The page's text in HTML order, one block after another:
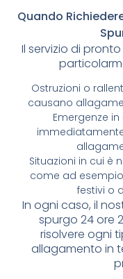
Quando
Il servizio di
Ostruzioni o
causano
Emergenze
Situazioni in cui è
come ad
festivi o
In ogni caso, il
spurgo 24 ore
risolvere ogni
allagamento in